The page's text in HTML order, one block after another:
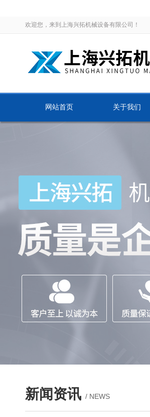
欢迎您，来到上海兴拓机械设备有限公司！
网站首页 关于我们
新闻资讯 / NEWS